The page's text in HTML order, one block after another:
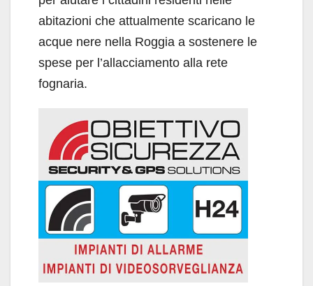
abitazioni che attualmente scaricano le
acque nere nella Roggia a sostenere le
spese per l’allacciamento alla rete
fognaria.